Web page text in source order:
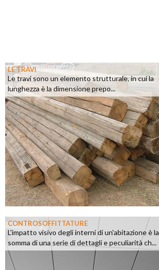
LE TRAVI
Le travi sono un elemento strutturale, in cui la
lunghezza è la dimensione prepo...
CONTROSOFFITTATURE
L'impatto visivo degli interni di un'abitazione è la
somma di una serie di dettagli e peculiarità ch...